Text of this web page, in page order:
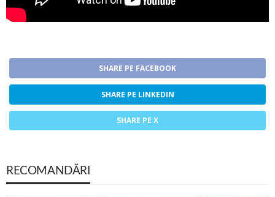
SHARE PE FACEBOOK
SHARE PE LINKEDIN
SHARE PE X
RECOMANDĂRI